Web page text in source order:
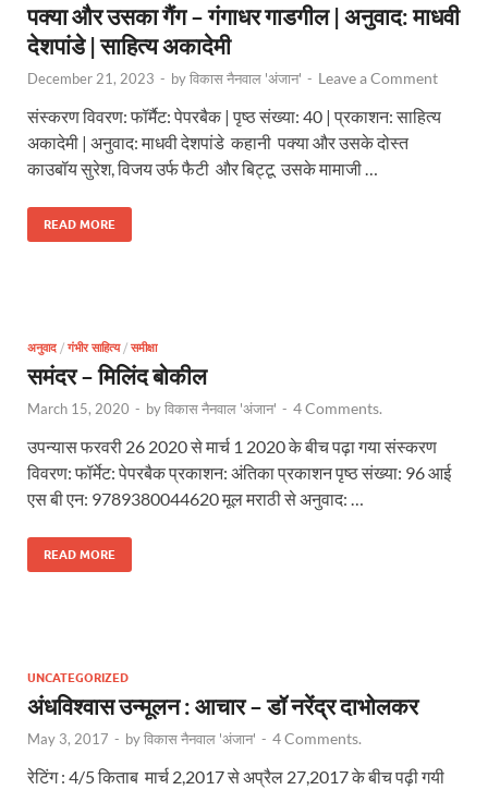
पक्या और उसका गैंग – गंगाधर गाडगील | अनुवाद: माधवी
देशपांडे | साहित्य अकादेमी
December 21, 2023 - byविकास नैनवाल 'अंजान' - Leave a Comment
संस्करण विवरण: फॉर्मैट: पेपरबैक | पृष्ठ संख्या: 40 | प्रकाशन: साहित्य
अकादेमी | अनुवाद: माधवी देशपांडे कहानी पक्या और उसके दोस्त
काउबॉय सुरेश, विजय उर्फ फैटी और बिट्टू उसके मामाजी …
READ MORE
अनुवाद / गंभीर साहित्य/ समीक्षा
समंदर – मिलिंद बोकील
March 15, 2020 - byविकास नैनवाल 'अंजान' - 4 Comments.
उपन्यास फरवरी 26 2020 से मार्च 1 2020 के बीच पढ़ा गया संस्करण
विवरण: फॉर्मेट: पेपरबैक प्रकाशन: अंतिका प्रकाशन पृष्ठ संख्या: 96 आई
एस बी एन: 9789380044620 मूल मराठी से अनुवाद: …
READ MORE
UNCATEGORIZED
अंधविश्वास उन्मूलन : आचार – डॉ नरेंद्र दाभोलकर
May 3, 2017 - byविकास नैनवाल 'अंजान' - 4 Comments.
रेटिंग : 4/5 किताब मार्च 2,2017 से अप्रैल 27,2017 के बीच पढ़ी गयी